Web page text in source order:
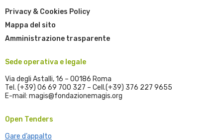
Privacy & Cookies Policy
Mappa del sito
Amministrazione trasparente
Sede operativa e legale
Via degli Astalli, 16 – 00186 Roma
Tel. (+39) 06 69 700 327 – Cell.(+39) 376 227 9655
E-mail: magis@fondazionemagis.org
Open Tenders
Gare d’appalto